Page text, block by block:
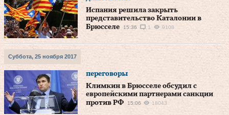
Испания решила закрыть
представительство Каталонии в
Брюсселе
15:36 1 9108
Суббота, 25 ноября 2017
переговоры
Климкин в Брюсселе обсудил с
европейскими партнерами санкции
против РФ
15:06 18043